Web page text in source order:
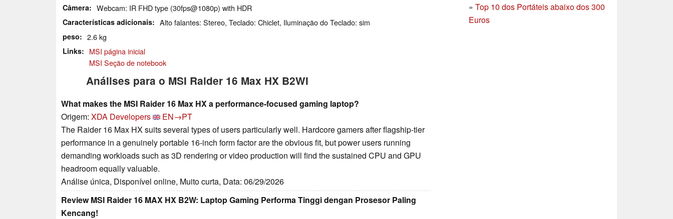
» Top 10 dos Portáteis abaixo dos 300
Euros
Câmera Webcam: IR FHD type (30fps@1080p) with HDR
Características adicionais Alto falantes: Stereo, Teclado: Chiclet, Iluminação do Teclado: sim
peso 2.6 kg
Links
MSI página inicial
MSI Seção de notebook
Análises para o MSI Raider 16 Max HX B2WI
What makes the MSI Raider 16 Max HX a performance-focused gaming laptop?
Origem: XDA Developers
EN→PT
The Raider 16 Max HX suits several types of users particularly well. Hardcore gamers after flagship-tier
performance in a genuinely portable 16-inch form factor are the obvious fit, but power users running
demanding workloads such as 3D rendering or video production will find the sustained CPU and GPU
headroom equally valuable.
Análise única, Disponível online, Muito curta, Data: 06/29/2026
Review MSI Raider 16 MAX HX B2W: Laptop Gaming Performa Tinggi dengan Prosesor Paling
Kencang!